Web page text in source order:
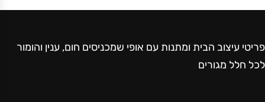
פריטי עיצוב הבית ומתנות עם אופי שמכניסים חום, ענין והומור
לכל חלל מגורים